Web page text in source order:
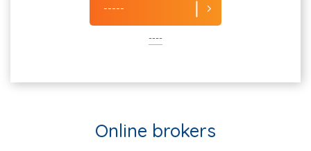
-----
----
Online brokers